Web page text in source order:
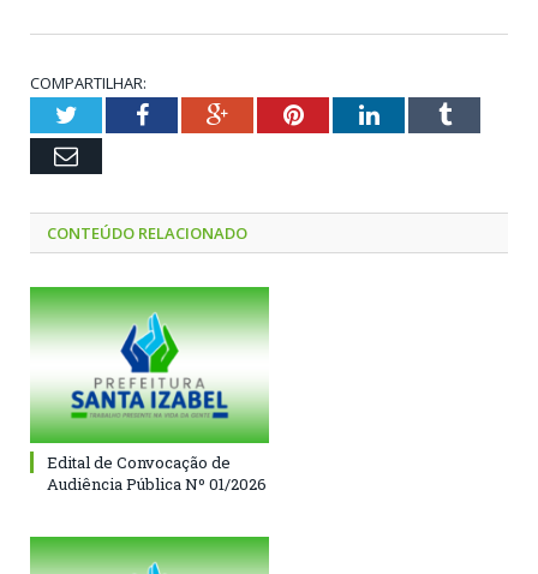
COMPARTILHAR:
TwitterFacebookGoogle+PinterestLinkedInTumblr
Email
CONTEÚDO RELACIONADO
Edital de Convocação de
Audiência Pública Nº 01/2026